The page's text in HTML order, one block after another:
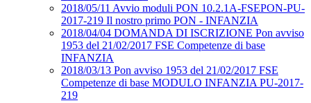
2018/05/11 Avvio moduli PON 10.2.1A-FSEPON-PU-
2017-219 Il nostro primo PON - INFANZIA
2018/04/04 DOMANDA DI ISCRIZIONE Pon avviso
1953 del 21/02/2017 FSE Competenze di base
INFANZIA
2018/03/13 Pon avviso 1953 del 21/02/2017 FSE
Competenze di base MODULO INFANZIA PU-2017-
219